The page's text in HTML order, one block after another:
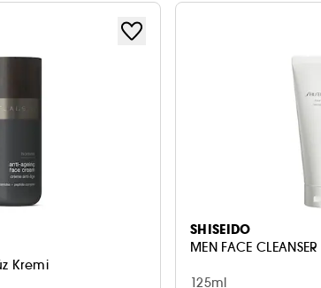
Kremi
SHISEIDO
MEN FACE CLEANSER
125ml